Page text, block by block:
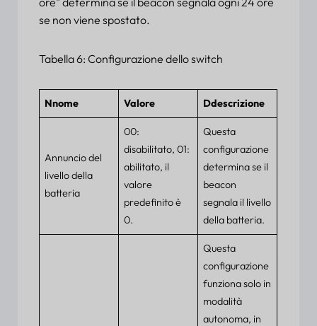
se non viene spostato.
Tabella 6: Configurazione dello switch
Nnome Valore Ddescrizione
Annuncio del
livello della
batteria
00:
disabilitato, 01:
abilitato, il
valore
predefinito è
0.
Questa
configurazione
determina se il
beacon
segnala il livello
della batteria.
Questa
configurazione
funziona solo in
modalità
autonoma, in